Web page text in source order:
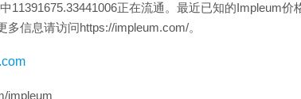
11391675.33441006正在流通。最近已知的Impleum价
多信息请访问https://impleum.com/。
impleum